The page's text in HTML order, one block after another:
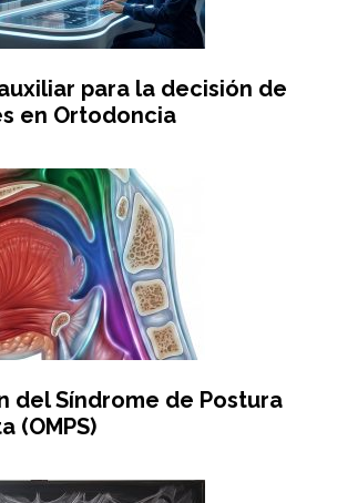
para la decisión de
en Ortodoncia
del Síndrome de Postura
(OMPS)